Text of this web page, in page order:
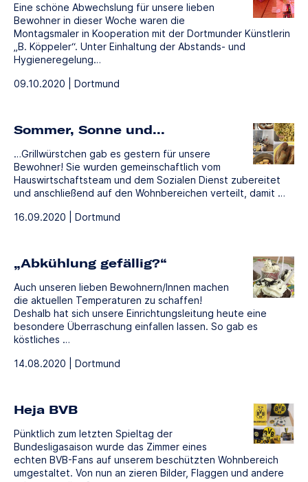
Eine schöne Abwechslung für unsere lieben
Bewohner in dieser Woche waren die
Montagsmaler in Kooperation mit der Dortmunder Künstlerin
„B. Köppeler“. Unter Einhaltung der Abstands- und
Hygieneregelung…
09.10.2020 | Dortmund
Sommer, Sonne und...
…Grillwürstchen gab es gestern für unsere
Bewohner! Sie wurden gemeinschaftlich vom
Hauswirtschaftsteam und dem Sozialen Dienst zubereitet
und anschließend auf den Wohnbereichen verteilt, damit …
16.09.2020 | Dortmund
„Abkühlung gefällig?“
Auch unseren lieben Bewohnern/Innen machen
die aktuellen Temperaturen zu schaffen!
Deshalb hat sich unsere Einrichtungsleitung heute eine
besondere Überraschung einfallen lassen. So gab es
köstliches …
14.08.2020 | Dortmund
Heja BVB
Pünktlich zum letzten Spieltag der
Bundesligasaison wurde das Zimmer eines
echten BVB-Fans auf unserem beschützten Wohnbereich
umgestaltet. Von nun an zieren Bilder, Flaggen und andere